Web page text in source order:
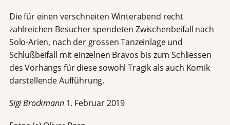
Die für einen verschneiten Winterabend recht
zahlreichen Besucher spendeten Zwischenbeifall nach
Solo-Arien, nach der grossen Tanzeinlage und
Schlußbeifall mit einzelnen Bravos bis zum Schliessen
des Vorhangs für diese sowohl Tragik als auch Komik
darstellende Aufführung.
Sigi Brockmann 1. Februar 2019